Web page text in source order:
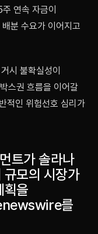
연속 자금이
분 수요가 이어지고
시 불확실성이
스권 흐름을 이어갈
적인 위험선호 심리가
트가 솔라나
모의 시장가
획을
를